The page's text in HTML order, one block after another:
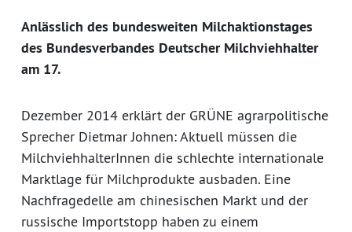
Anlässlich des bundesweiten Milchaktionstages
des Bundesverbandes Deutscher Milchviehhalter
am 17.
Dezember 2014 erklärt der GRÜNE agrarpolitische
Sprecher Dietmar Johnen: Aktuell müssen die
MilchviehhalterInnen die schlechte internationale
Marktlage für Milchprodukte ausbaden. Eine
Nachfragedelle am chinesischen Markt und der
russische Importstopp haben zu einem